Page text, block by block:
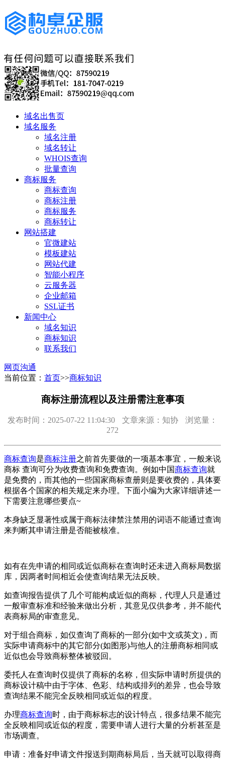
域名出售页
域名服务
域名注册
域名转让
WHOIS查询
批量查询
商标服务
商标查询
商标注册
商标服务
商标转让
网站搭建
官微建站
模板建站
网站代建
智能小程序
云服务器
企业邮箱
SSL证书
新闻中心
域名知识
商标知识
联系我们
网页沟通
当前位置： 首页>>商标知识
商标注册流程以及注册需注意事项
发布时间：2025-07-22 11:04:30 文章来源：知协
浏览量：
272
商标查询是商标注册之前首先要做的一项基本事宜，一般来说
商标 查询可分为收费查询和免费查询。例如中国商标查询就
是免费的，而其他的一些国家商标查册则是要收费的，具体要
根据各个国家的相关规定来办理。下面小编为大家详细讲述一
下需要注意哪些要点~
本身缺乏显著性或属于商标法律禁注禁用的词语不能通过查询
来判断其申请注册是否能被核准。
如有在先申请的相同或近似商标在查询时还未进入商标局数据
库，因两者时间相近会使查询结果无法反映。
如查询报告提供了几个可能构成近似的商标，代理人只是通过
一般审查标准和经验来做出分析，其意见仅供参考，并不能代
表商标局的审查意见。
对于组合商标，如仅查询了商标的一部分(如中文或英文)，而
实际申请商标中的其它部分(如图形)与他人的注册商标相同或
近似也会导致商标整体被驳回。
委托人在查询时仅提供了商标的名称，但实际申请时所提供的
商标设计稿中由于字体、色彩、结构或排列的差异，也会导致
查询结果不能完全反映相同或近似的程度。
办理商标查询时，由于商标标志的设计特点，很多结果不能完
全反映相同或近似的程度，需要申请人进行大量的分析甚至是
市场调查。
申请：准备好申请文件报送到期商标局后，当天就可以取得商